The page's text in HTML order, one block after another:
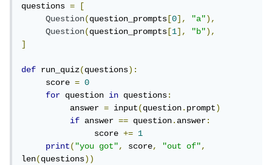
questions =
[
Question(question_prompts [0], "a"),
Question(question_prompts [1], "b"),
]
def run_quiz(questions):
     score
=
0
for question in questions:
          answer
= input(question.prompt)
if answer == question.answer:
               score
+=
1
print("you got", score, "out of",
len(questions))